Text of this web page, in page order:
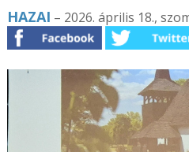
HAZAI – 2026. április 18.,